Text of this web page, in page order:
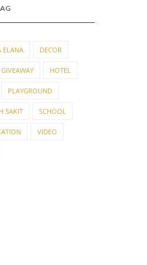
ELANA DECOR
GIVEAWAY HOTEL
PLAYGROUND
SAKIT SCHOOL
VIDEO